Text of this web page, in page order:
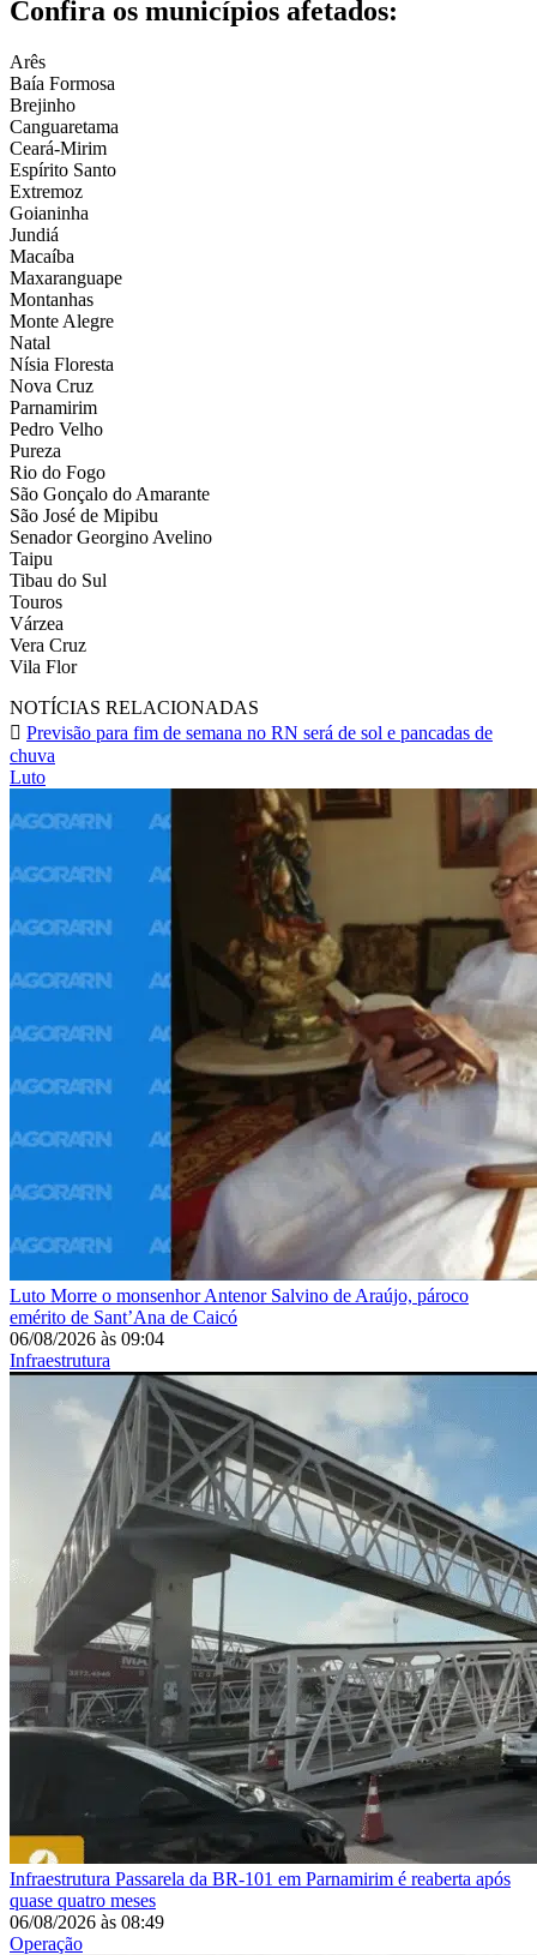
Confira os municípios afetados:
Arês
Baía Formosa
Brejinho
Canguaretama
Ceará-Mirim
Espírito Santo
Extremoz
Goianinha
Jundiá
Macaíba
Maxaranguape
Montanhas
Monte Alegre
Natal
Nísia Floresta
Nova Cruz
Parnamirim
Pedro Velho
Pureza
Rio do Fogo
São Gonçalo do Amarante
São José de Mipibu
Senador Georgino Avelino
Taipu
Tibau do Sul
Touros
Várzea
Vera Cruz
Vila Flor
NOTÍCIAS RELACIONADAS
Previsão para fim de semana no RN será de sol e pancadas de
chuva
Luto
Luto Morre o monsenhor Antenor Salvino de Araújo, pároco
emérito de Sant’Ana de Caicó
06/08/2026 às 09:04
Infraestrutura
Infraestrutura Passarela da BR-101 em Parnamirim é reaberta após
quase quatro meses
06/08/2026 às 08:49
Operação